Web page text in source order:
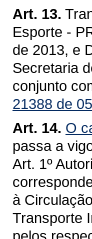
Art. 13.
Esporte -
de 2013, e
Secretaria
conjunto
21388 de
Art. 14. O
passa a
Art. 1º
à
Transporte